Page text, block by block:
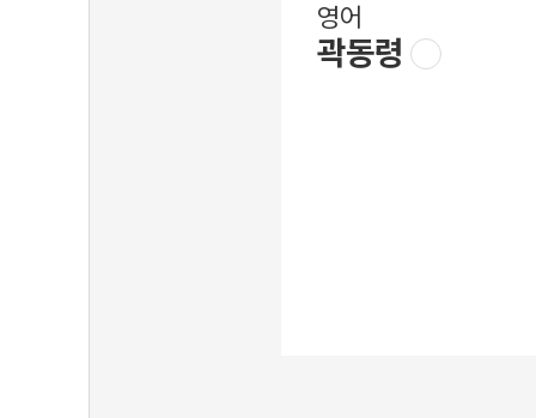
영어
곽동령